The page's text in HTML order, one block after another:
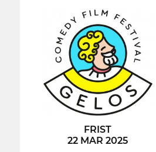
FRIST
22 MAR 2025